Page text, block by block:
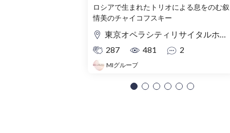
ロシアで生まれたトリオによる息をのむ叙
情美のチャイコフスキー
東京オペラシティリサイタルホール
287
481 2
MIグループ